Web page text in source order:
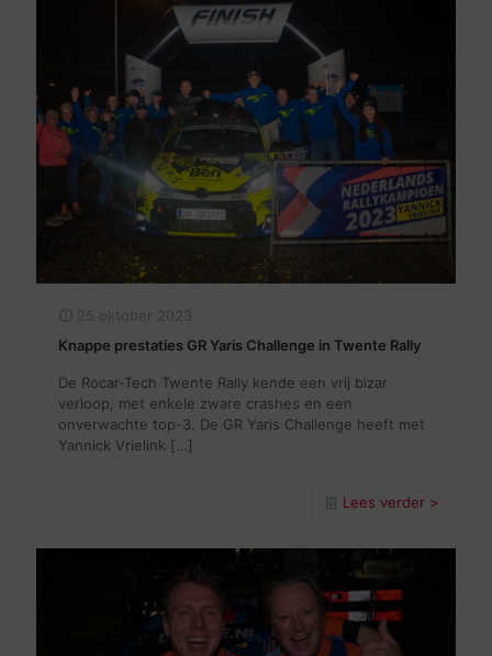
25 oktober 2023
Knappe prestaties GR Yaris Challenge in Twente Rally
De Rocar-Tech Twente Rally kende een vrij bizar
verloop, met enkele zware crashes en een
onverwachte top-3. De GR Yaris Challenge heeft met
Yannick Vrielink […]
Lees verder >